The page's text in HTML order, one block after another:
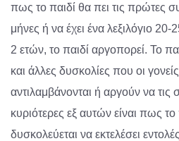
πως το παιδί θα πει τις πρώτες
μήνες ή να έχει ένα λεξιλόγιο
2 ετών, το παιδί αργοπορεί. Το
και άλλες δυσκολίες που οι
αντιλαμβάνονται ή αργούν να τις
κυριότερες εξ αυτών είναι πως το
δυσκολεύεται να εκτελέσει